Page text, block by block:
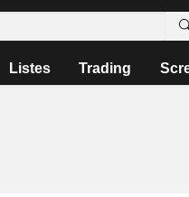
Listes Trading